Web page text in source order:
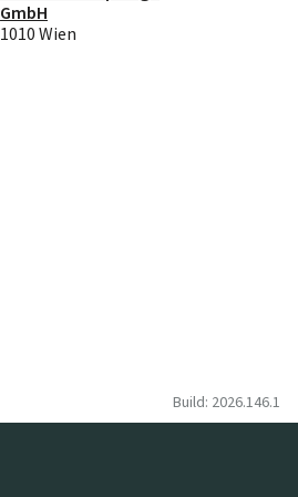
GmbH
1010 Wien
Build: 2026.146.1